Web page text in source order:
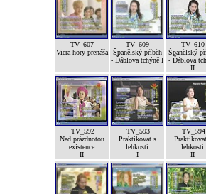
TV_607
Viera hory prenáša
TV_609
Španělský příběh
- Ďáblova tchýně I
TV_610
Španělský
- Ďáblova
II
TV_592
Nad prázdnotou
existence
II
TV_593
Praktikovat s
lehkostí
I
TV_594
lehkostí
II